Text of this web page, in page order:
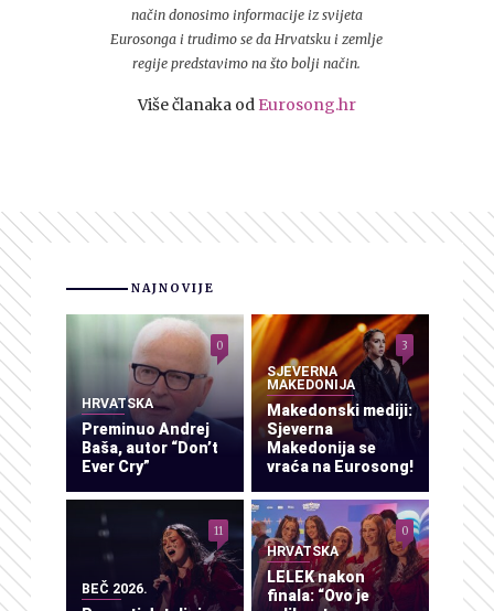
način donosimo informacije iz svijeta
Eurosonga i trudimo se da Hrvatsku i zemlje
regije predstavimo na što bolji način.
Više članaka od Eurosong.hr
NAJNOVIJE
HRVATSKA
Preminuo Andrej
Baša, autor “Don’t
Ever Cry”
0
SJEVERNA
MAKEDONIJA
Makedonski mediji:
Sjeverna
Makedonija se
vraća na Eurosong!
3
BEČ 2026.
11
HRVATSKA
LELEK nakon
finala: “Ovo je
0